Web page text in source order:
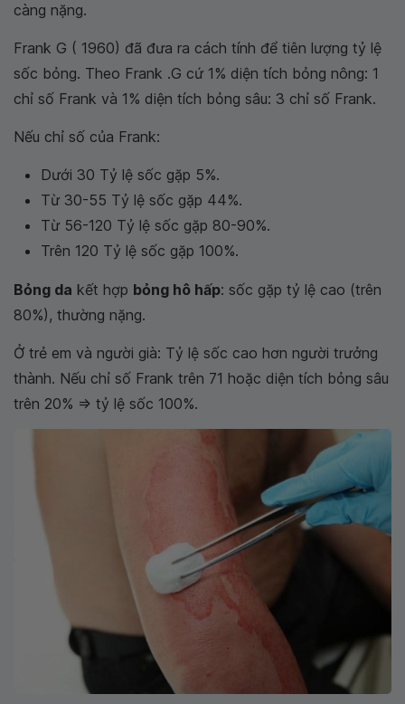
càng nặng.
Frank G ( 1960) đã đưa ra cách tính để tiên lượng tỷ lệ
sốc bỏng. Theo Frank .G cứ 1% diện tích bỏng nông: 1
chỉ số Frank và 1% diện tích bỏng sâu: 3 chỉ số Frank.
Nếu chỉ số của Frank:
Dưới 30 Tỷ lệ sốc gặp 5%.
Từ 30-55 Tỷ lệ sốc gặp 44%.
Từ 56-120 Tỷ lệ sốc gặp 80-90%.
Trên 120 Tỷ lệ sốc gặp 100%.
Bỏng da kết hợp bỏng hô hấp: sốc gặp tỷ lệ cao (trên
80%), thường nặng.
Ở trẻ em và người già: Tỷ lệ sốc cao hơn người trưởng
thành. Nếu chỉ số Frank trên 71 hoặc diện tích bỏng sâu
trên 20% => tỷ lệ sốc 100%.